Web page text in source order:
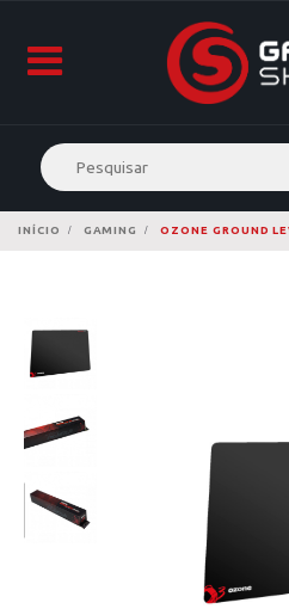
INÍCIO GAMING OZONE GROUND